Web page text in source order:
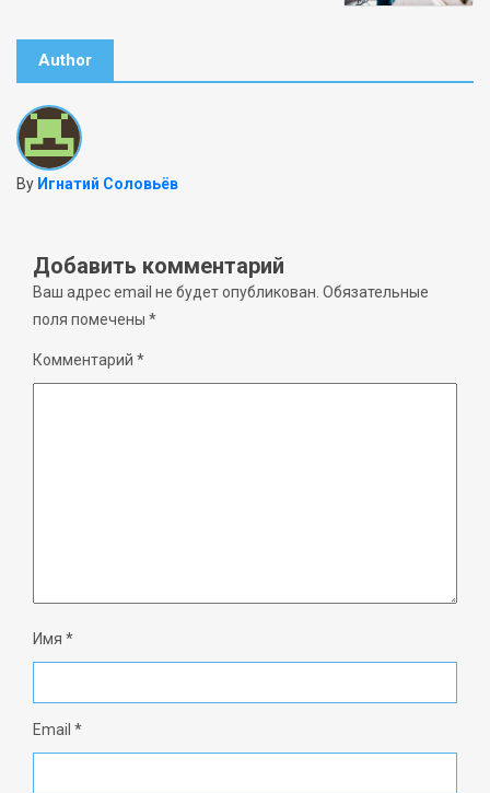
Author
By Игнатий Соловьёв
Добавить комментарий
Ваш адрес email не будет опубликован. Обязательные
поля помечены *
Комментарий *
Имя *
Email *